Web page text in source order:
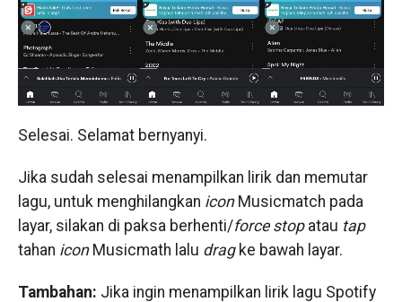
Selesai. Selamat bernyanyi.
Jika sudah selesai menampilkan lirik dan memutar
lagu, untuk menghilangkan iconMusicmatch pada
layar, silakan di paksa berhenti/force stopatau tap
tahan iconMusicmath lalu dragke bawah layar.
Tambahan: Jika ingin menampilkan lirik lagu Spotify